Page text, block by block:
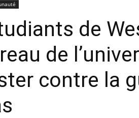
de
de
contre la